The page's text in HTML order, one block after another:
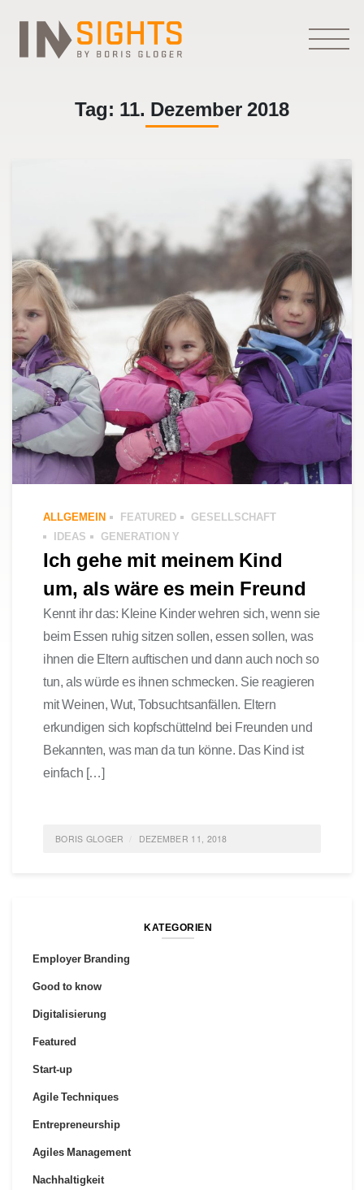
Tag: 11. Dezember 2018
ALLGEMEIN FEATURED
GESELLSCHAFT
IDEAS
GENERATION Y
Ich gehe mit meinem Kind
um, als wäre es mein Freund
Kennt ihr das: Kleine Kinder wehren sich, wenn sie
beim Essen ruhig sitzen sollen, essen sollen, was
ihnen die Eltern auftischen und dann auch noch so
tun, als würde es ihnen schmecken. Sie reagieren
mit Weinen, Wut, Tobsuchtsanfällen. Eltern
erkundigen sich kopfschüttelnd bei Freunden und
Bekannten, was man da tun könne. Das Kind ist
einfach […]
BORIS GLOGER DEZEMBER 11, 2018
0 COMMENTS
KATEGORIEN
Employer Branding
Good to know
Digitalisierung
Featured
Start-up
Agile Techniques
Entrepreneurship
Agiles Management
Nachhaltigkeit